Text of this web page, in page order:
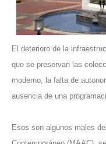
El deterioro de la
que se preservan las
moderno, la falta de
ausencia de una
Esos son algunos males